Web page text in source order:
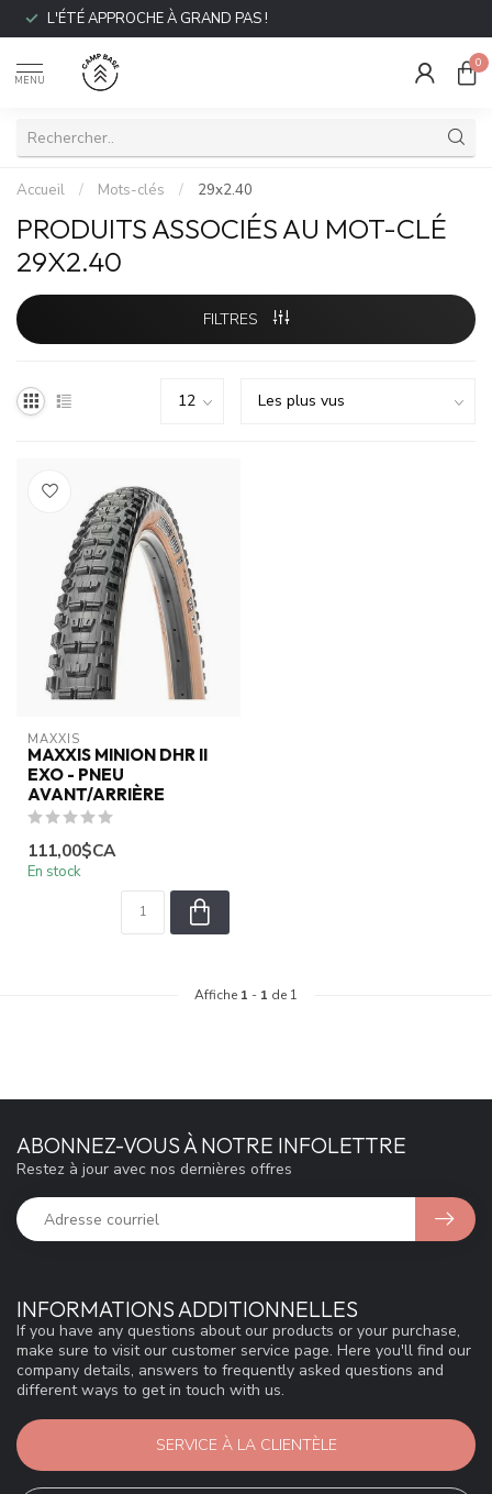
L'ÉTÉ APPROCHE À GRAND PAS !
MENU
0
Accueil / Mots-clés / 29x2.40
PRODUITS ASSOCIÉS AU MOT-CLÉ
29X2.40
FILTRES
MAXXIS
MAXXIS MINION DHR II
EXO - PNEU
AVANT/ARRIÈRE
111,00$CA
En stock
Affiche 1 - 1 de 1
INFORMATIONS ADDITIONNELLES
If you have any questions about our products or your purchase,
make sure to visit our customer service page. Here you'll find our
company details, answers to frequently asked questions and
different ways to get in touch with us.
SERVICE À LA CLIENTÈLE
ABONNEZ-VOUS À NOTRE INFOLETTRE
Restez à jour avec nos dernières offres